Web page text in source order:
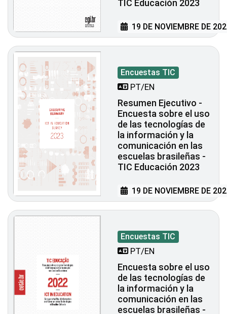
TIC Educación 2023
19 DE NOVIEMBRE DE
Encuestas TIC
PT/EN
Resumen Ejecutivo -
Encuesta sobre el uso
de las tecnologías de
la información y la
comunicación en las
escuelas brasileñas -
TIC Educación 2023
19 DE NOVIEMBRE DE
Encuestas TIC
PT/EN
Encuesta sobre el uso
de las tecnologías de
la información y la
comunicación en las
escuelas brasileñas -